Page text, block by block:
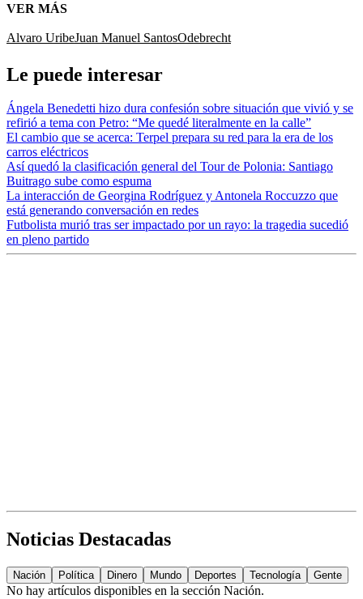
VER MÁS
Alvaro UribeJuan Manuel SantosOdebrecht
Le puede interesar
Ángela Benedetti hizo dura confesión sobre situación que vivió y se
refirió a tema con Petro: “Me quedé literalmente en la calle”
El cambio que se acerca: Terpel prepara su red para la era de los
carros eléctricos
Así quedó la clasificación general del Tour de Polonia: Santiago
Buitrago sube como espuma
La interacción de Georgina Rodríguez y Antonela Roccuzzo que
está generando conversación en redes
Futbolista murió tras ser impactado por un rayo: la tragedia sucedió
en pleno partido
Noticias Destacadas
Nación Política Dinero Mundo Deportes Tecnología Gente
No hay artículos disponibles en la sección Nación.